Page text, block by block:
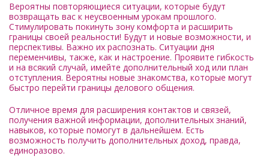
Вероятны повторяющиеся ситуации, которые будут
возвращать вас к неусвоенным урокам прошлого.
Стимулировать покинуть зону комфорта и расширить
границы своей реальности! Будут и новые возможности, и
перспективы. Важно их распознать. Ситуации дня
переменчивы, также, как и настроение. Проявите гибкость
и на всякий случай, имейте дополнительный ход или план
отступления. Вероятны новые знакомства, которые могут
быстро перейти границы делового общения.
Отличное время для расширения контактов и связей,
получения важной информации, дополнительных знаний,
навыков, которые помогут в дальнейшем. Есть
возможность получить дополнительных доход, правда,
единоразово.